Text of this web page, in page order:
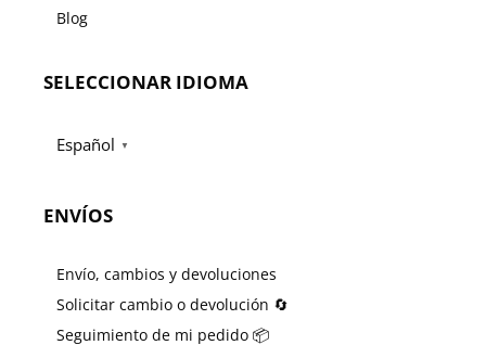
Blog
SELECCIONAR IDIOMA
Español ▼
ENVÍOS
Envío, cambios y devoluciones
Solicitar cambio o devolución 🔄
Seguimiento de mi pedido 📦